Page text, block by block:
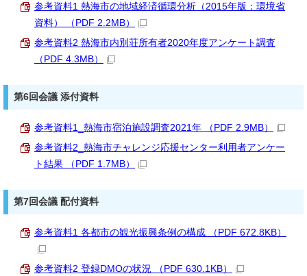
参考資料1 熱海市の地域経済循環分析（2015年版：環境省
資料） （PDF 2.2MB）
参考資料2 熱海市内別荘所有者2020年度アンケート調査
（PDF 4.3MB）
第6回会議 添付資料
参考資料1_熱海市宿泊施設調査2021年 （PDF 2.9MB）
参考資料2_熱海市チャレンジ応援センター利用者アンケー
ト結果 （PDF 1.7MB）
第7回会議 配付資料
参考資料1 各都市の観光振興条例の構成 （PDF 672.8KB）
参考資料2 登録DMOの状況 （PDF 630.1KB）